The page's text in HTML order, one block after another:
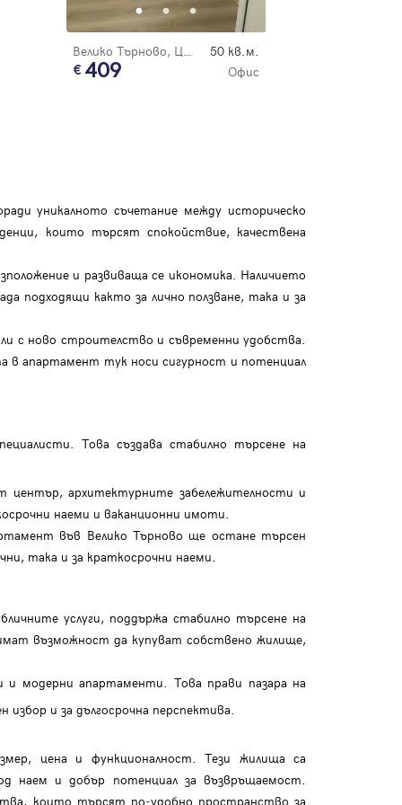
Велико Търново, Център 50 кв.м.
409 Офис
уникалното съчетание между историческо
които търсят спокойствие, качествена
и развиваща се икономика. Наличието
подходящи както за лично ползване, така и за
с ново строителство и съвременни удобства.
в апартамент тук носи сигурност и потенциал
Това създава стабилно търсене на
архитектурните забележителности и
наеми и ваканционни имоти.
във Велико Търново ще остане търсен
така и за краткосрочни наеми.
услуги, поддържа стабилно търсене на
възможност да купуват собствено жилище,
модерни апартаменти. Това прави пазара на
и за дългосрочна перспектива.
цена и функционалност. Тези жилища са
наем и добър потенциал за възвръщаемост.
които търсят по‑удобно пространство за